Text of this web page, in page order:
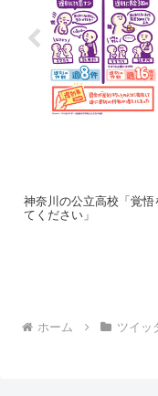
神奈川の公立高校「覚悟
てください」
ホーム ツイッ